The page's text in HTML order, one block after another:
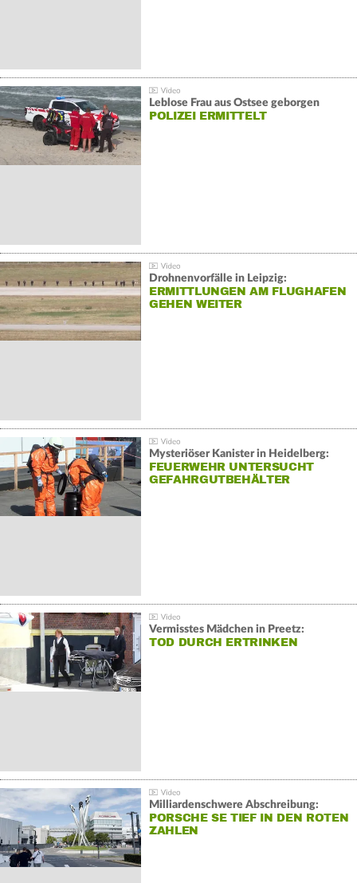
Leblose Frau aus Ostsee geborgen
POLIZEI ERMITTELT
Drohnenvorfälle in Leipzig:
ERMITTLUNGEN AM FLUGHAFEN
GEHEN WEITER
Mysteriöser Kanister in Heidelberg:
FEUERWEHR UNTERSUCHT
GEFAHRGUTBEHÄLTER
Vermisstes Mädchen in Preetz:
TOD DURCH ERTRINKEN
Milliardenschwere Abschreibung:
PORSCHE SE TIEF IN DEN ROTEN
ZAHLEN